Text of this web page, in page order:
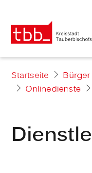
Startseite
Onlinedienste